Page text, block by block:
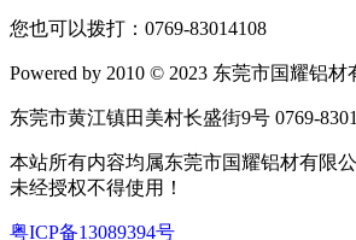
您也可以拨打：0769-83014108
Powered by 2010 © 2023 东莞市国耀铝材
东莞市黄江镇田美村长盛街9号 0769-
本站所有内容均属东莞市国耀铝材有限
未经授权不得使用！
粤ICP备13089394号